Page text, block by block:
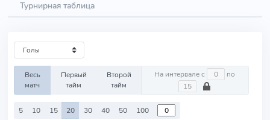
Турнирная таблица
Весь
матч
Первый
тайм
Второй
тайм
На интервале с по
5 10 15 20 30 40 50 100